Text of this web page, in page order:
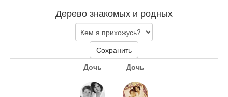
Дерево знакомых и родных
Сохранить
Дочь
Дочь